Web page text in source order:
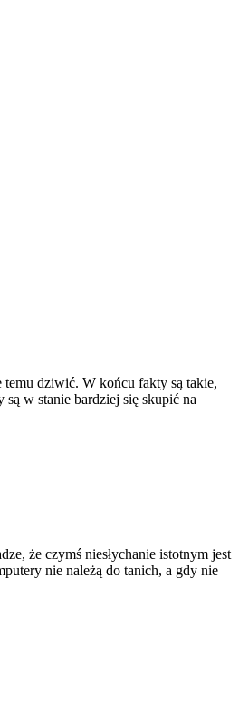
dziwić. W końcu fakty są takie,
w stanie bardziej się skupić na
że czymś niesłychanie istotnym jest
nie należą do tanich, a gdy nie